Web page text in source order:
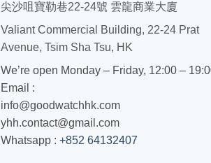
尖沙咀寶勒巷22-24號 雲龍商業大廈
Valiant Commercial Building, 22-24 Prat
Avenue, Tsim Sha Tsu, HK
We’re open Monday – Friday, 12:00 –
Email :
info@goodwatchhk.com
yhh.contact@gmail.com
Whatsapp : +852 64132407